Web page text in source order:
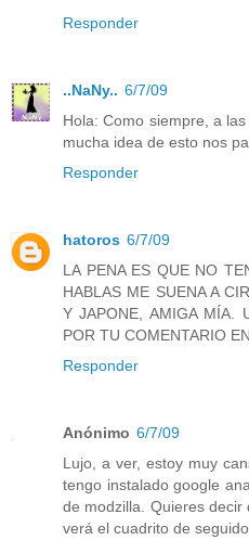
Responder
..NaNy.. 6/7/09
Hola: Como siempre, a
mucha idea de esto nos
Responder
hatoros 6/7/09
LA PENA ES QUE NO
HABLAS ME SUENA A
Y JAPONE, AMIGA MÍA.
POR TU COMENTARIO
Responder
Anónimo 6/7/09
Lujo, a ver, estoy muy
tengo instalado google
de modzilla. Quieres
verá el cuadrito de